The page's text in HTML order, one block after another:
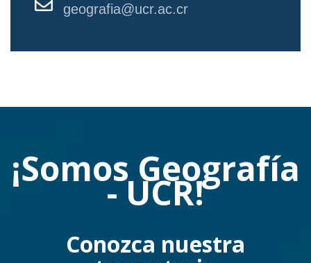
geografia@ucr.ac.cr
¡Somos Geografía
- UCR!
Conozca nuestra